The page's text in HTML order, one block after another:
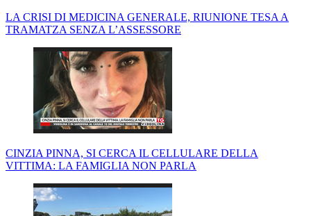
LA CRISI DI MEDICINA GENERALE, RIUNIONE TESA A
TRAMATZA SENZA L’ASSESSORE
CINZIA PINNA, SI CERCA IL CELLULARE DELLA
VITTIMA: LA FAMIGLIA NON PARLA